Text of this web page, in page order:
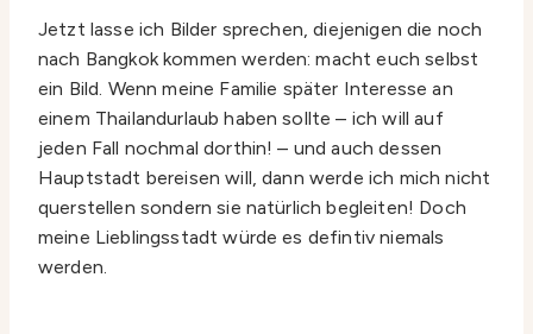
Jetzt lasse ich Bilder sprechen, diejenigen die noch
nach Bangkok kommen werden: macht euch selbst
ein Bild. Wenn meine Familie später Interesse an
einem Thailandurlaub haben sollte – ich will auf
jeden Fall nochmal dorthin! – und auch dessen
Hauptstadt bereisen will, dann werde ich mich nicht
querstellen sondern sie natürlich begleiten! Doch
meine Lieblingsstadt würde es defintiv niemals
werden.